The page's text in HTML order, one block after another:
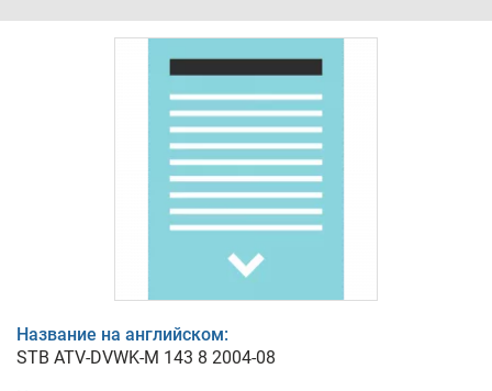
Название на английском:
STB ATV-DVWK-M 143 8 2004-08